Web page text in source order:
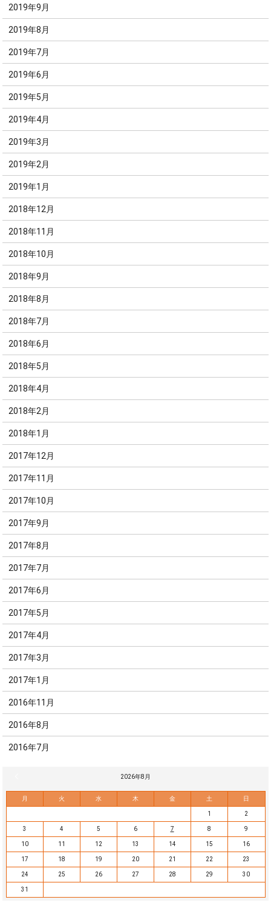
2019年9月
2019年8月
2019年7月
2019年6月
2019年5月
2019年4月
2019年3月
2019年2月
2019年1月
2018年12月
2018年11月
2018年10月
2018年9月
2018年8月
2018年7月
2018年6月
2018年5月
2018年4月
2018年2月
2018年1月
2017年12月
2017年11月
2017年10月
2017年9月
2017年8月
2017年7月
2017年6月
2017年5月
2017年4月
2017年3月
2017年1月
2016年11月
2016年8月
2016年7月
2026年8月
月 火 水 木 金 土 日
1 2
3 4 5 6 7 8 9
10 11 12 13 14 15 16
17 18 19 20 21 22 23
24 25 26 27 28 29 30
31